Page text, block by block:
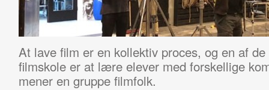
At lave film er en kollektiv proces, og en af
filmskole er at lære elever med forskellige
mener en gruppe filmfolk.